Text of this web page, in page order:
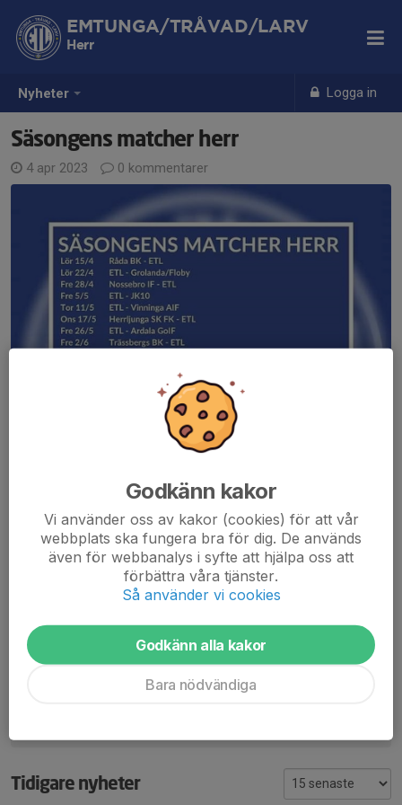
Nyheter Logga in
EMTUNGA/TRÅVAD/LARV
Herr
Säsongens matcher herr
4 apr 2023 0 kommentarer
Tidigare nyheter
Godkänn kakor
Vi använder oss av kakor (cookies) för att vår
webbplats ska fungera bra för dig. De används
även för webbanalys i syfte att hjälpa oss att
förbättra våra tjänster.
Så använder vi cookies
Godkänn alla kakor
Bara nödvändiga